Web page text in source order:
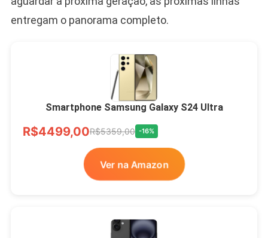
entregam o panorama completo.
Smartphone Samsung Galaxy S24 Ultra
R$4499,00R$5359,00 -16%
Ver na Amazon